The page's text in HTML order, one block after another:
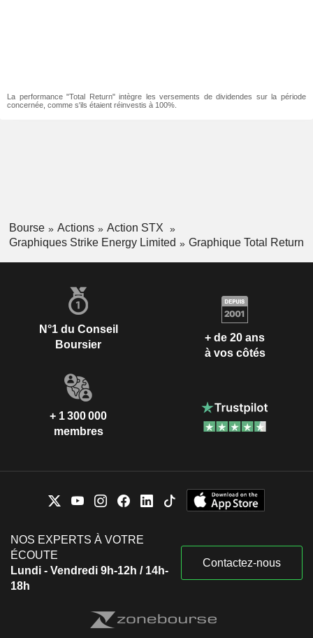
La performance "Total Return" intègre les versements de dividendes sur la période
concernée, comme s'ils étaient réinvestis à 100%.
Bourse Actions
Action STX
Graphiques Strike Energy Limited
Graphique Total Return
N°1 du Conseil
Boursier
+ de 20 ans
à vos côtés
+ 1 300 000
membres
NOS EXPERTS À VOTRE
ÉCOUTE
Lundi - Vendredi 9h-12h / 14h-
18h
Contactez-nous